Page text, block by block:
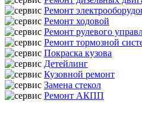
Ремонт
Ремонт ходовой
Ремонт рулевого
Ремонт тормозной
Покраска кузова
Детейлинг
Кузовной ремонт
Замена стекол
Ремонт АКПП